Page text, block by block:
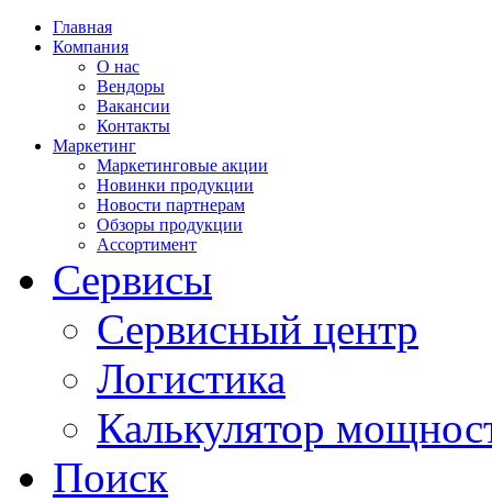
Главная
Компания
О нас
Вендоры
Вакансии
Контакты
Маркетинг
Маркетинговые акции
Новинки продукции
Новости партнерам
Обзоры продукции
Ассортимент
Сервисы
Сервисный центр
Логистика
Калькулятор
Поиск